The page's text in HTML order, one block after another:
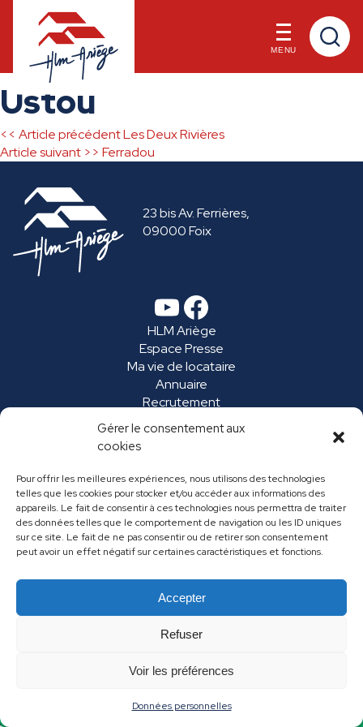
Gérer le consentement aux
cookies
Pour offrir les meilleures expériences, nous utilisons des technologies
telles que les cookies pour stocker et/ou accéder aux informations des
appareils. Le fait de consentir à ces technologies nous permettra de traiter
des données telles que le comportement de navigation ou les ID uniques
sur ce site. Le fait de ne pas consentir ou de retirer son consentement
peut avoir un effet négatif sur certaines caractéristiques et fonctions.
Accepter
Refuser
Voir les préférences
Données personnelles
Skip
to
content
MENU
Ustou
Navigation
de
l’article
<< Article précédentLes Deux Rivières
Article suivant >> Ferradou
23 bis Av. Ferrières,
09000 Foix
YouTube Facebook
HLM Ariège
Espace Presse
Ma vie de locataire
Annuaire
Recrutement
Marchés publics
FAQ
Mentions légales
Données personnelles
Contact